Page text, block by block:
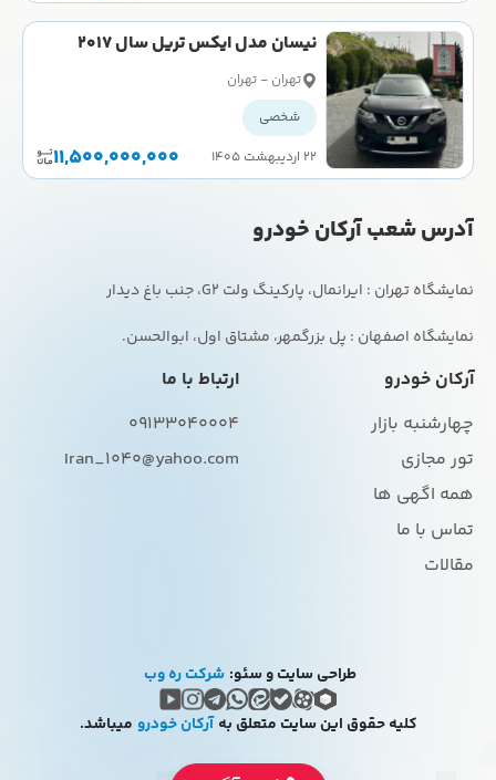
نیسان مدل ایکس تریل سال 2017
کارکرده
تهران - تهران
شخصی
۲۲ اردیبهشت ۱۴۰۵
11,500,000,000
آدرس شعب آرکان خودرو
نمایشگاه اصفهان : پل بزرگمهر، مشتاق اول، ابوالحسن.
آرکان خودرو
چهارشنبه بازار
تور مجازی
همه اگهی ها
تماس با ما
مقالات
ارتباط با ما
09133040004
Iran_1040@yahoo.com
طراحی سایت و سئو: شرکت ره وب
کلیه حقوق این سایت متعلق به آرکان خودرو میباشد.